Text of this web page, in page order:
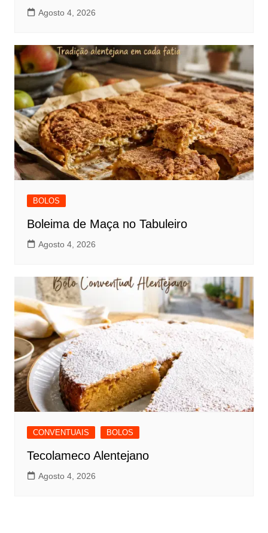
Agosto 4, 2026
BOLOS
Boleima de Maça no Tabuleiro
Agosto 4, 2026
CONVENTUAIS BOLOS
Tecolameco Alentejano
Agosto 4, 2026